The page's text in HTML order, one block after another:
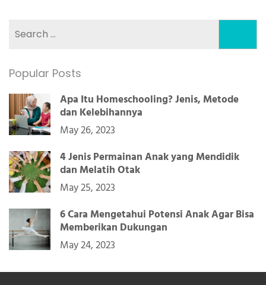
Popular Posts
Apa Itu Homeschooling? Jenis, Metode
dan Kelebihannya
May 26, 2023
4 Jenis Permainan Anak yang Mendidik
dan Melatih Otak
May 25, 2023
6 Cara Mengetahui Potensi Anak Agar Bisa
Memberikan Dukungan
May 24, 2023